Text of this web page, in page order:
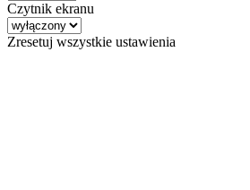
Czytnik ekranu
Zresetuj wszystkie ustawienia